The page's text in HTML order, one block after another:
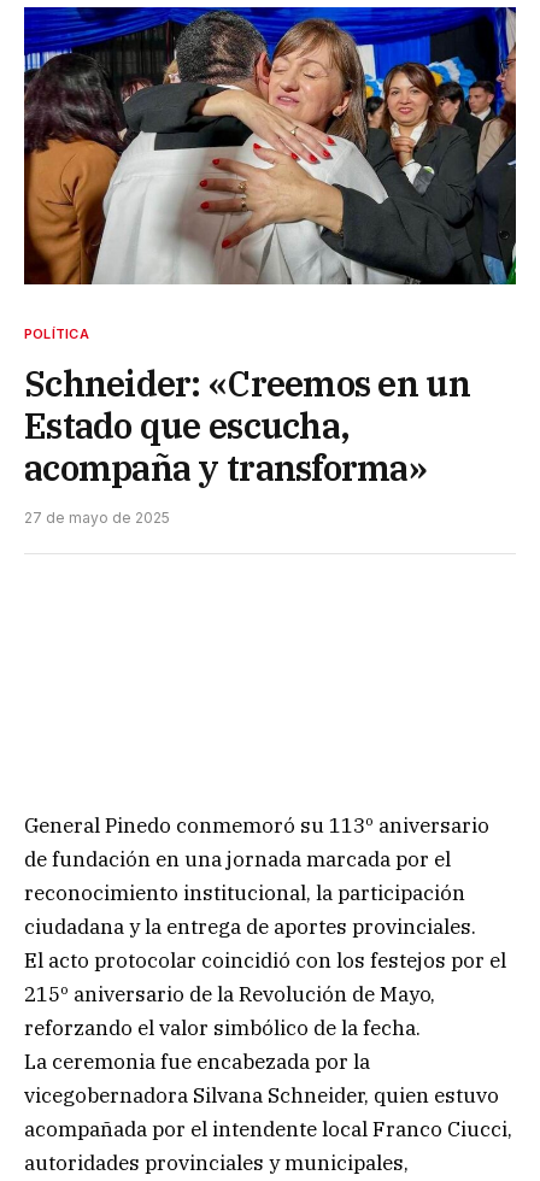
POLÍTICA
Schneider: «Creemos en un
Estado que escucha,
acompaña y transforma»
27 de mayo de 2025
General Pinedo conmemoró su 113º aniversario
de fundación en una jornada marcada por el
reconocimiento institucional, la participación
ciudadana y la entrega de aportes provinciales.
El acto protocolar coincidió con los festejos por el
215º aniversario de la Revolución de Mayo,
reforzando el valor simbólico de la fecha.
La ceremonia fue encabezada por la
vicegobernadora Silvana Schneider, quien estuvo
acompañada por el intendente local Franco Ciucci,
autoridades provinciales y municipales,